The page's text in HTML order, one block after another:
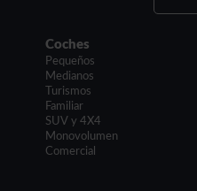
Coches
Pequeños
Medianos
Turismos
Familiar
SUV y 4X4
Monovolumen
Comercial